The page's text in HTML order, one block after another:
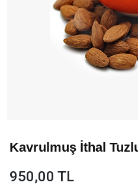
Kavrulmuş İthal
950,00 TL